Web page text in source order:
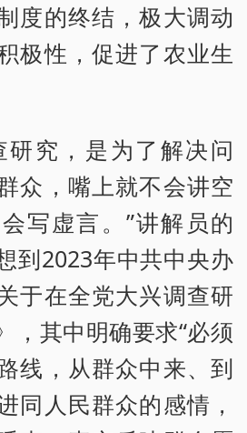
度的终结，极大调动
极性，促进了农业生
研究，是为了解决问
众，嘴上就不会讲空
写虚言。”讲解员的
到2023年中共中央办
于在全党大兴调查研
，其中明确要求“必须
线，从群众中来、到
同人民群众的感情，